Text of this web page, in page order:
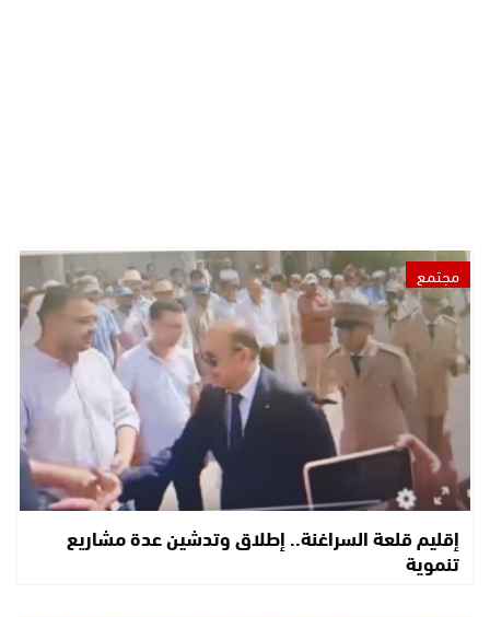
مجتمع
إقليم قلعة السراغنة.. إطلاق وتدشين عدة مشاريع
تنموية